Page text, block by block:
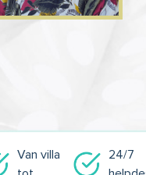
Van villa
24/7